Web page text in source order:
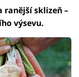
ranější sklizeň –
výsevu.